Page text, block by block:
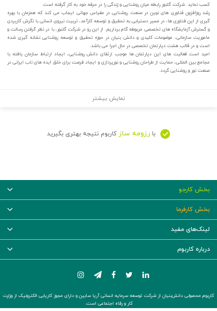
کسب نماید. شرکت گلنور رابطه میان روشنایی و زندگی را در حرفه خود به کار گرفته است.
رشد روزافزون فناوری های نوین در صنعت روشنایی در مقیاس جهانی ایجاب می کند که همزمان با بهره
گیری از این فناوری ها، در مسیر دستیابی به تحقیق و توسعه کارآمد، تربیت نیروی انسانی با نگرش کاربردی
و گسترش آزمایشگاه های تخصصی مربوطه گام برداریم. از این رو در شرکت گلنور، با در نظر گرفتن رسالت و
ماموریت سازمانی، موضوعات کلیدی و دانش بنیان در حوزه تحقیق و توسعه روشنایی نشانه گیری شده
است و در قالب هشت دپارتمان تخصصی در حال اجرا می باشد.
امید است فعالیت های این دپارتمان ها موجب ارتقای دانش روشنایی، ایجاد ارتباط سازمان یافته با
مجامع بین المللی، حمایت از طراحان روشنایی و نورپردازی و ایجاد فرصت برای خلق ایده های ناب ایرانی در
صنعت نور و روشنایی گردد.
نمایش بیشتر
با رزومه ساز کاربوم نتیجه بهتری بگیرید
بخش کارجو
بخش کارفرما
لینک‌های مفید
درباره کاربوم
کاربوم محصولی دانش‌بنیان از شرکت توسعه سرمایه انسانی آریا سابین و دارای مجوز کاریابی الکترونیک از وزارت
کار و رفاه اجتماعی است.